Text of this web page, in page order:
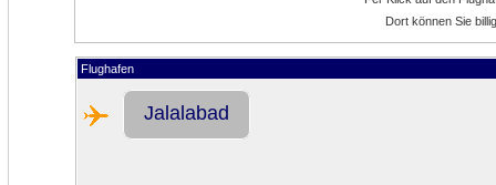
Dort können Sie
Flughafen
Jalalabad